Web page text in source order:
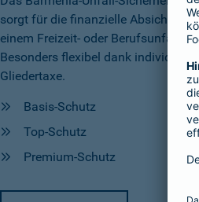
sorgt für die finanzielle
einem Freizeit- oder Berufsunfall.
Besonders flexibel dank individueller
Gliedertaxe.
Basis-Schutz
Top-Schutz
Premium-Schutz